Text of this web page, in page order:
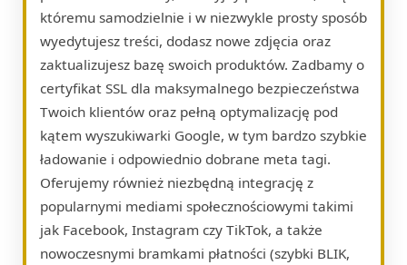
któremu samodzielnie i w niezwykle prosty sposób
wyedytujesz treści, dodasz nowe zdjęcia oraz
zaktualizujesz bazę swoich produktów. Zadbamy o
certyfikat SSL dla maksymalnego bezpieczeństwa
Twoich klientów oraz pełną optymalizację pod
kątem wyszukiwarki Google, w tym bardzo szybkie
ładowanie i odpowiednio dobrane meta tagi.
Oferujemy również niezbędną integrację z
popularnymi mediami społecznościowymi takimi
jak Facebook, Instagram czy TikTok, a także
nowoczesnymi bramkami płatności (szybki BLIK,